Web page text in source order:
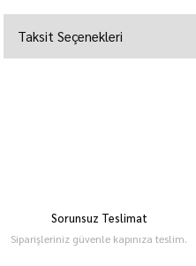
Taksit Seçenekleri
Sorunsuz Teslimat
Siparişleriniz güvenle kapınıza teslim.